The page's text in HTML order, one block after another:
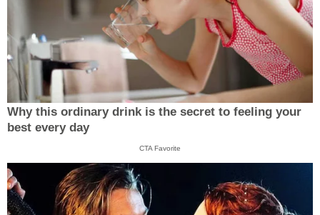
Why this ordinary drink is the secret to feeling your
best every day
CTA Favorite